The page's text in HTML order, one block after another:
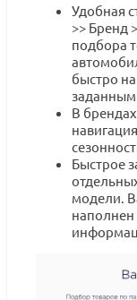
Удобная
>> Бренд
подбора
быстро
заданным
В
Быстрое
модели.